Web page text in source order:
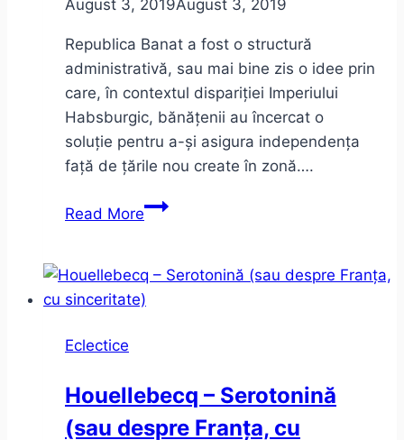
August 3, 2019August 3, 2019
Republica Banat a fost o structură
administrativă, sau mai bine zis o idee prin
care, în contextul dispariției Imperiului
Habsburgic, bănățenii au încercat o
soluție pentru a-și asigura independența
față de țările nou create în zonă….
Read MoreRepublica
între
mit
Eclectice
Houellebecq – Serotonină
(sau despre Franța, cu